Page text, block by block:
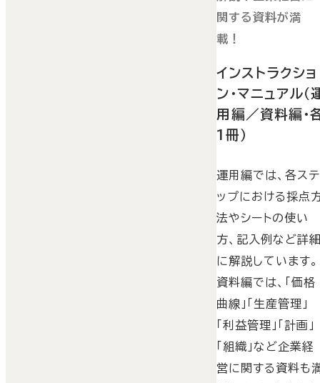
関する資料が満
載！
インストラクショ
ン・マニュアル（
用編／資料編・
1冊）
運用編では、各ステ
ップにおける採点
法やシートの使い
方、記入例など詳
に解説しています。
資料編では、「価格
曲線」「生産管理」
「利益管理」「計画」
「組織」など企業経
営に関する資料も